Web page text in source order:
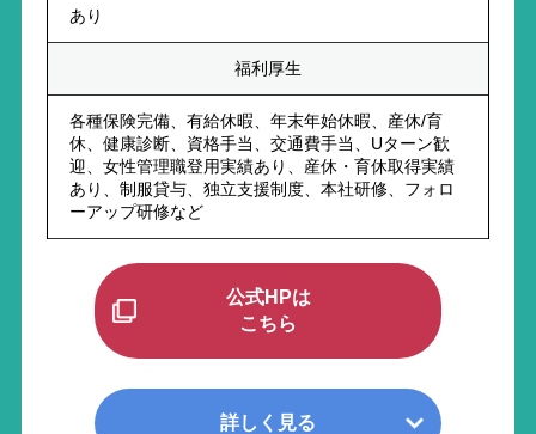
あり
福利厚生
各種保険完備、有給休暇、年末年始休暇、産休/育
休、健康診断、資格手当、交通費手当、Uターン歓
迎、女性管理職登用実績あり、産休・育休取得実績
あり、制服貸与、独立支援制度、本社研修、フォロ
ーアップ研修など
公式HPは
こちら
詳しく見る